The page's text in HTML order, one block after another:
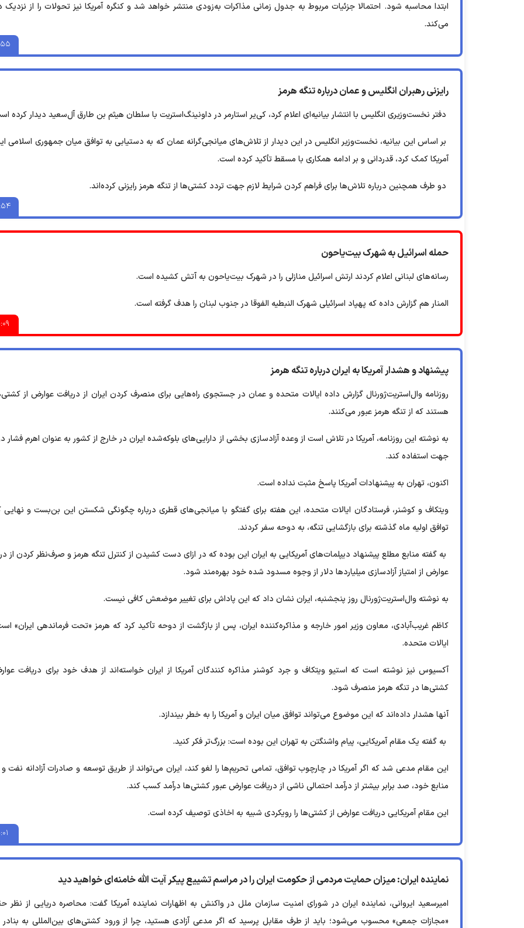
ابتدا محاسبه شود. احتمالا جزئیات مربوط به جدول زمانی مذاکرات به‌زودی منتشر خواهد شد و کنگره آمریکا نیز تحولات را از نزدیک
می‌کند.
رایزنی رهبران انگلیس و عمان درباره تنگه هرمز
دفتر نخست‌وزیری انگلیس با انتشار بیانیه‌ای اعلام کرد، کی‌یر استارمر در داونینگ‌استریت با سلطان هیثم بن طارق آل‌سعید دیدار کرده
بر اساس این بیانیه، نخست‌وزیر انگلیس در این دیدار از تلاش‌های میانجی‌گرانه عمان که به دستیابی به توافق میان جمهوری اسلامی
آمریکا کمک کرد، قدردانی و بر ادامه همکاری با مسقط تأکید کرده است.
دو طرف همچنین درباره تلاش‌ها برای فراهم کردن شرایط لازم جهت تردد کشتی‌ها از تنگه هرمز رایزنی کرده‌اند.
حمله اسرائیل به شهرک بیت‌یاحون‌
رسانه‌های لبنانی اعلام کردند ارتش اسرائیل منازلی را در شهرک بیت‌یاحون‌ به آتش کشیده است.
المنار هم گزارش داده که پهپاد اسرائیلی شهرک النبطیه‌ الفوقا‌ در جنوب لبنان را هدف گرفته است.
پیشنهاد و هشدار آمریکا به ایران درباره تنگه هرمز
روزنامه وال‌استریت‌ژورنال گزارش داده ایالات متحده و عمان در جستجوی راه‌هایی برای منصرف کردن ایران از دریافت عوارض از
هستند که از تنگه هرمز عبور می‌کنند.
به نوشته این روزنامه، آمریکا در تلاش است از وعده آزادسازی بخشی از دارایی‌های بلوکه‌شده ایران در خارج از کشور به عنوان اهرم فشار
جهت استفاده کند.
اکنون، تهران به پیشنهادات آمریکا پاسخ مثبت نداده است.
ویتکاف و کوشنر، فرستادگان ایالات متحده، این هفته برای گفتگو با میانجی‌های قطری درباره چگونگی شکستن این بن‌بست و نهایی
توافق اولیه ماه گذشته برای بازگشایی تنگه، به دوحه سفر کردند.
به گفته منابع مطلع پیشنهاد دیپلمات‌های آمریکایی به ایران این بوده که در ازای دست کشیدن از کنترل تنگه هرمز و صرف‌نظر کردن از
عوارض از امتیاز آزادسازی میلیاردها دلار از وجوه مسدود شده خود بهره‌مند شود.
به نوشته وال‌استریت‌ژورنال روز پنجشنبه، ایران نشان داد که این پاداش برای تغییر موضعش کافی نیست.
کاظم غریب‌آبادی، معاون وزیر امور خارجه و مذاکره‌کننده ایران، پس از بازگشت از دوحه تأکید کرد که هرمز «تحت فرماندهی ایران»
ایالات متحده.
آکسیوس نیز نوشته است که استیو ویتکاف و جرد کوشنر مذاکره کنندگان آمریکا از ایران خواسته‌اند از هدف خود برای دریافت
کشتی‌ها در تنگه هرمز منصرف شود.
آنها هشدار داده‌اند که این موضوع می‌تواند توافق میان ایران و آمریکا را به خطر بیندازد.
به گفته یک مقام آمریکایی، پیام واشنگتن به تهران این بوده است: بزرگ‌تر فکر کنید.
این مقام مدعی شد که اگر آمریکا در چارچوب توافق، تمامی تحریم‌ها را لغو کند، ایران می‌تواند از طریق توسعه و صادرات آزادانه نفت
منابع خود، صد برابر بیشتر از درآمد احتمالی ناشی از دریافت عوارض عبور کشتی‌ها درآمد کسب کند.
این مقام آمریکایی دریافت عوارض از کشتی‌ها را رویکردی شبیه به اخاذی توصیف کرده است.
نماینده ایران: میزان حمایت مردمی از حکومت ایران را در مراسم تشییع پیکر آیت الله خامنه‌ای خواهید دید
امیرسعید ایروانی، نماینده ایران در شورای امنیت سازمان ملل در واکنش به اظهارات نماینده آمریکا گفت: محاصره دریایی از نظر
«مجازات جمعی» محسوب می‌شود؛ باید از طرف مقابل پرسید که اگر مدعی آزادی هستید، چرا از ورود کشتی‌های بین‌المللی به بنادر